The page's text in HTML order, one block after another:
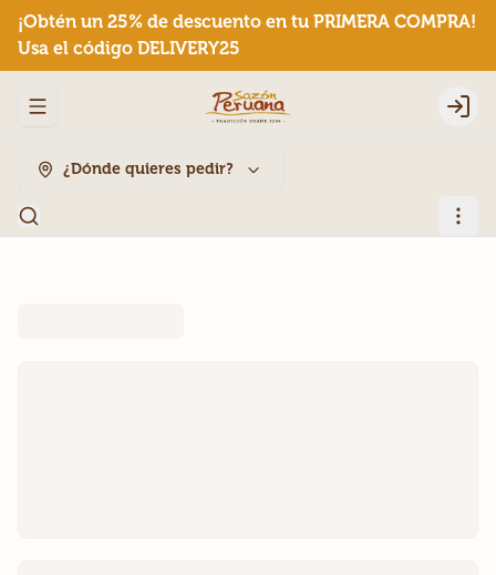
¡Obtén un 25% de descuento en tu PRIMERA COMPRA!
Usa el código DELIVERY25
Abrir menu de navegación
¿Dónde quieres pedir?